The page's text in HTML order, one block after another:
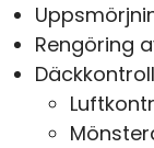
Rengöring